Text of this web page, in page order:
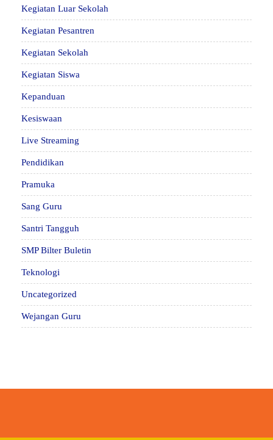
Kegiatan Luar Sekolah
Kegiatan Pesantren
Kegiatan Sekolah
Kegiatan Siswa
Kepanduan
Kesiswaan
Live Streaming
Pendidikan
Pramuka
Sang Guru
Santri Tangguh
SMP Bilter Buletin
Teknologi
Uncategorized
Wejangan Guru